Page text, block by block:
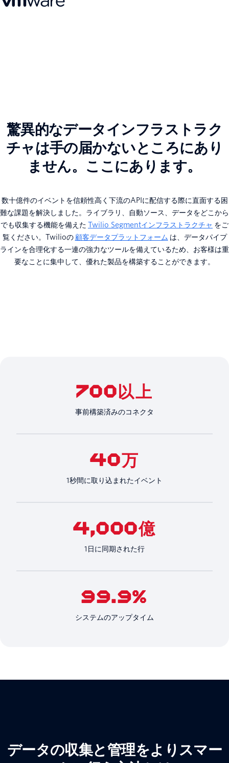
驚異的なデータインフラストラク
チャは手の届かないところにあり
ません。ここにあります。
数十億件のイベントを信頼性高く下流のAPIに配信する際に直面する困
難な課題を解決しました。ライブラリ、自動ソース、データをどこから
でも収集する機能を備えた Twilio Segmentインフラストラクチャ をご
覧ください。Twilioの 顧客データプラットフォーム は、データパイプ
ラインを合理化する一連の強力なツールを備えているため、お客様は重
要なことに集中して、優れた製品を構築することができます。
700以上
事前構築済みのコネクタ
40万
1秒間に取り込まれたイベント
4,000億
1日に同期された行
99.9%
システムのアップタイム
データの収集と管理をよりスマー